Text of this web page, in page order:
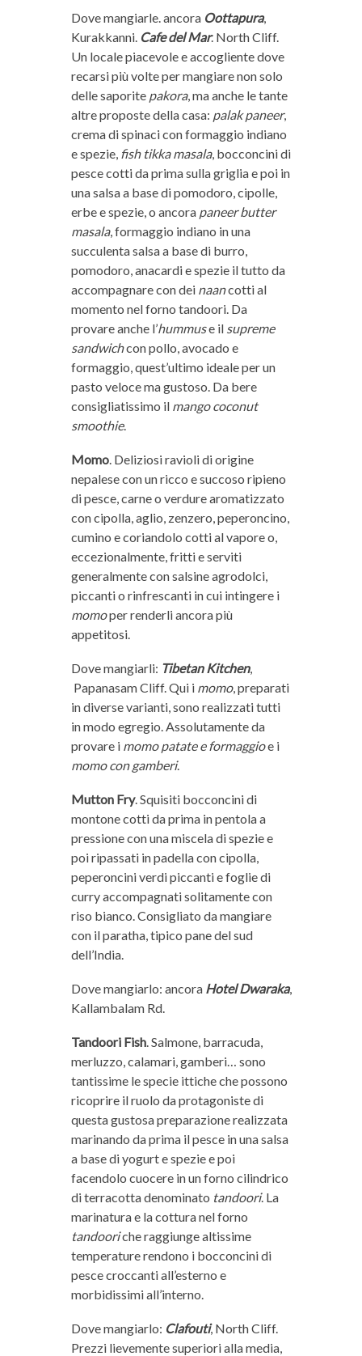
Dove mangiarle. ancora Oottapura,
Kurakkanni. Cafe del Mar. North Cliff.
Un locale piacevole e accogliente dove
recarsi più volte per mangiare non solo
delle saporite pakora, ma anche le tante
altre proposte della casa: palak paneer,
crema di spinaci con formaggio indiano
e spezie, fish tikka masala, bocconcini di
pesce cotti da prima sulla griglia e poi in
una salsa a base di pomodoro, cipolle,
erbe e spezie, o ancora paneer butter
masala, formaggio indiano in una
succulenta salsa a base di burro,
pomodoro, anacardi e spezie il tutto da
accompagnare con dei naancotti al
momento nel forno tandoori. Da
provare anche l’hummuse il supreme
sandwichcon pollo, avocado e
formaggio, quest’ultimo ideale per un
pasto veloce ma gustoso. Da bere
consigliatissimo il mango coconut
smoothie.
Momo. Deliziosi ravioli di origine
nepalese con un ricco e succoso ripieno
di pesce, carne o verdure aromatizzato
con cipolla, aglio, zenzero, peperoncino,
cumino e coriandolo cotti al vapore o,
eccezionalmente, fritti e serviti
generalmente con salsine agrodolci,
piccanti o rinfrescanti in cui intingere i
momoper renderli ancora più
appetitosi.
Dove mangiarli: Tibetan Kitchen,
Papanasam Cliff. Qui i momo, preparati
in diverse varianti, sono realizzati tutti
in modo egregio. Assolutamente da
provare i momo patate e formaggioe i
momo con gamberi.
Mutton Fry. Squisiti bocconcini di
montone cotti da prima in pentola a
pressione con una miscela di spezie e
poi ripassati in padella con cipolla,
peperoncini verdi piccanti e foglie di
curry accompagnati solitamente con
riso bianco. Consigliato da mangiare
con il paratha, tipico pane del sud
dell’India.
Dove mangiarlo: ancora Hotel Dwaraka,
Kallambalam Rd.
Tandoori Fish. Salmone, barracuda,
merluzzo, calamari, gamberi… sono
tantissime le specie ittiche che possono
ricoprire il ruolo da protagoniste di
questa gustosa preparazione realizzata
marinando da prima il pesce in una salsa
a base di yogurt e spezie e poi
facendolo cuocere in un forno cilindrico
di terracotta denominato tandoori. La
marinatura e la cottura nel forno
tandooriche raggiunge altissime
temperature rendono i bocconcini di
pesce croccanti all’esterno e
morbidissimi all’interno.
Dove mangiarlo: Clafouti, North Cliff.
Prezzi lievemente superiori alla media,